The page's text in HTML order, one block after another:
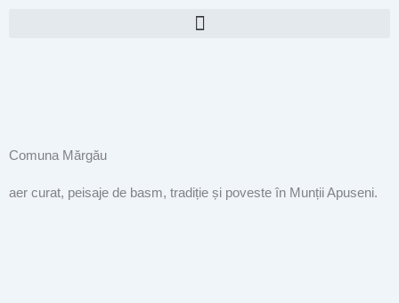
Comuna Mărgău
aer curat, peisaje de basm, tradiție și poveste în Munții Apuseni.